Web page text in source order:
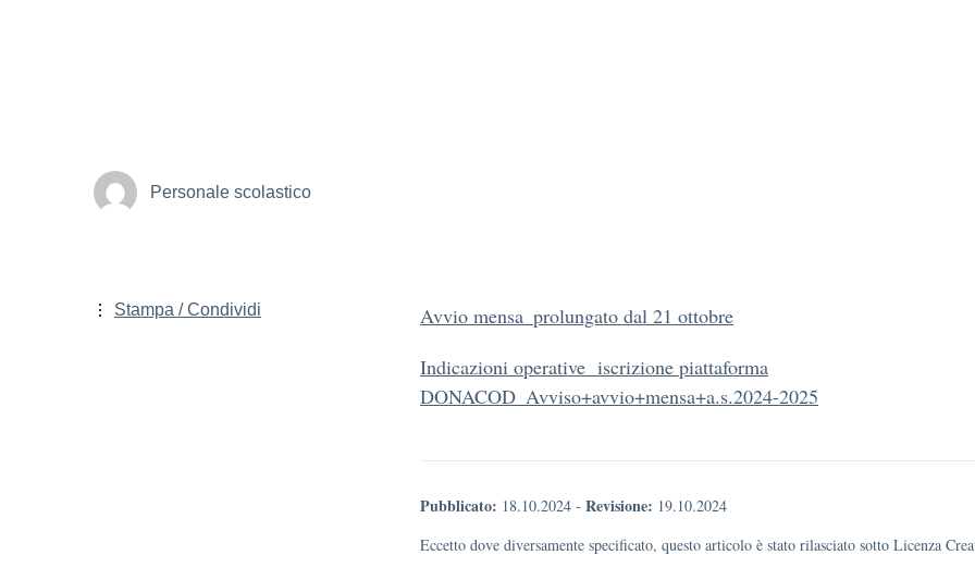
Personale scolastico
Avvio mensa_prolungato dal 21 ottobre
Indicazioni operative iscrizione piattaforma
DONACOD_Avviso+avvio+mensa+a.s.2024-2025
Pubblicato: 18.10.2024 - Revisione: 19.10.2024
Eccetto dove diversamente specificato, questo articolo è stato rilasciato sotto Licenza
Stampa / Condividi